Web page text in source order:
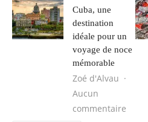
Cuba, une
destination
idéale pour un
voyage de noce
mémorable
Zoé d'Alvau
Aucun
commentaire sur